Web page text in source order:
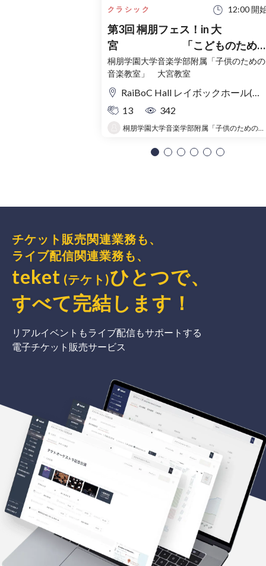
クラシック 12:00 開
第3回 桐朋フェス！in 大
宮 「こどものため
コンサート」〜出かけよう！音
の旅〜
桐朋学園大学音楽学部附属「子供のための
音楽教室」 大宮教室
RaiBoC Hall レイボックホール(市民会館おおみや) 5F リハーサルルーム・レクリエーションルーム
13
342
チケット販売関連業務も、
ライブ配信関連業務も、
teket (テケト)ひとつで、
すべて完結 します ！
リアルイベントもライブ配信もサポートする
電子チケット販売サービス